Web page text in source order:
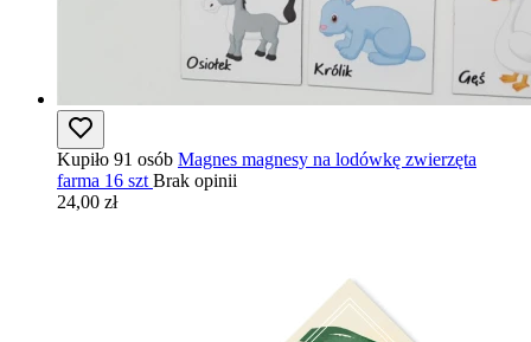
Kupiło 91 osób Magnes magnesy na lodówkę zwierzęta
farma 16 szt Brak opinii
24,00 zł